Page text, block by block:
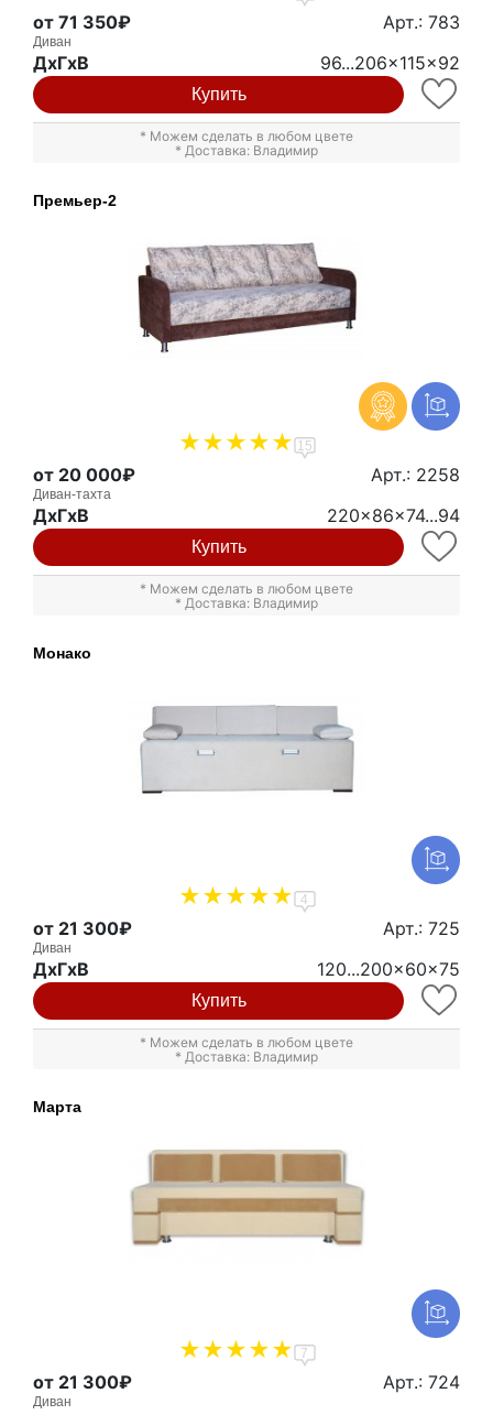
от 71 350₽ Арт.: 783
Диван
ДxГxВ 96...206x115x92
Купить
* Можем сделать в любом цвете
* Доставка: Владимир
Премьер-2
15
от 20 000₽ Арт.: 2258
Диван-тахта
ДxГxВ 220x86x74...94
Купить
* Можем сделать в любом цвете
* Доставка: Владимир
Монако
4
от 21 300₽ Арт.: 725
Диван
ДxГxВ 120...200x60x75
Купить
* Можем сделать в любом цвете
* Доставка: Владимир
Марта
7
от 21 300₽ Арт.: 724
Диван